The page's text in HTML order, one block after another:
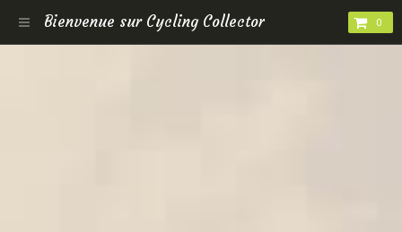
Bienvenue sur Cycling Collector 0